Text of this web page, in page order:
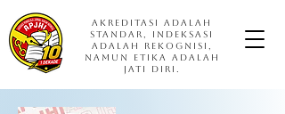
Akreditasi adalah
Standar, Indeksasi
adalah Rekognisi,
namun Etika adalah
Jati Diri.